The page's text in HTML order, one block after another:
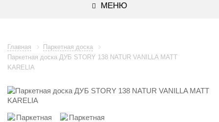
МЕНЮ
Главная
Паркетная доска
Паркетная доска ДУБ STORY 138 NATUR VANILLA MATT
KARELIA